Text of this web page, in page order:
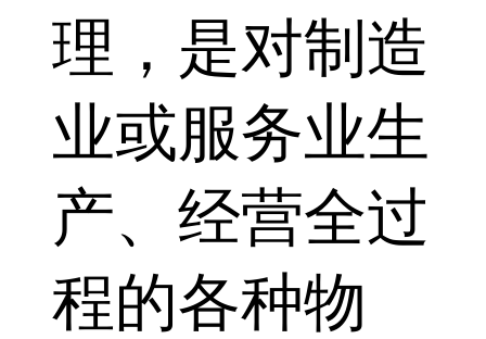
理，是对制造
业或服务业生
产、经营全过
程的各种物